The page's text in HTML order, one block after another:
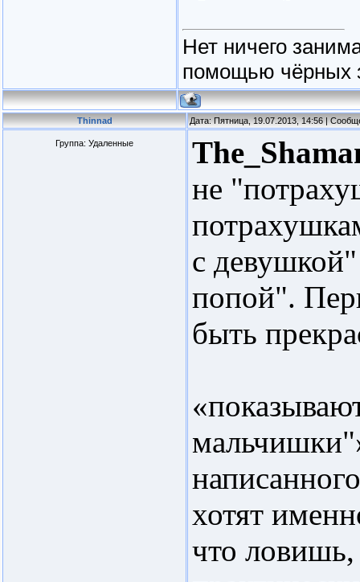
Нет ничего
помощью чёрных
Thinnad Дата: Пятница, 19.07.2013, 14:56 |
Группа: Удаленные
не
с
попой".
быть
хотят
что ловишь,